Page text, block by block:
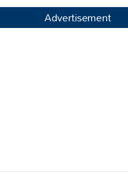
Advertisement